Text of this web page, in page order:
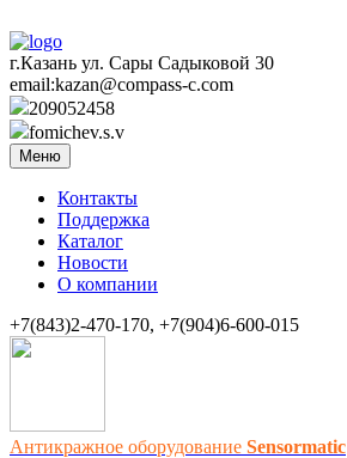
г.Казань ул. Сары Садыковой 30
email:kazan@compass-c.com
209052458
fomichev.s.v
Меню
Контакты
Поддержка
Каталог
Новости
О компании
+7(843)2-470-170, +7(904)6-600-015
Антикражное оборудование Sensormatic